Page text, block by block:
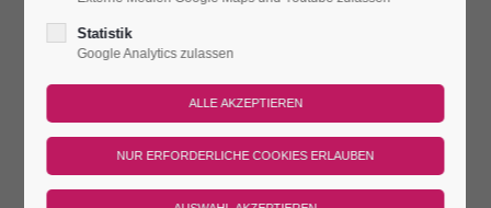
Statistik
Google Analytics zulassen
400 Meter hoch thront die Leuchtenburg über dem
malerischen Saaletal. Doch welchen Schatz verbirgt die
Leuchtenburg hinter ihren dicken Mauern? Sind Sie neugierig?
Dann kommen Sie mit uns, wir zeigen Ihnen unsere
Leuchtenburg. Wir erzählen Ihnen was sich hier zugetragen
hat, zeigen Ihnen unsere Wunder aus Porzellan und werfen mit
Ihnen einen Wunschteller. Scherben bringen Glück!